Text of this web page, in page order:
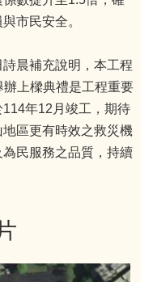
市民安全。
晨補充說明，本工程
上樑典禮是工程重要
年12月竣工，期待
區更有時效之救災機
民服務之品質，持續